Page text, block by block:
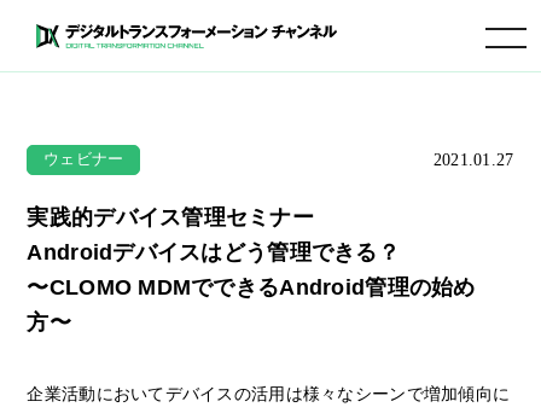
toggle navigation
ウェビナー 2021.01.27
実践的デバイス管理セミナー
Androidデバイスはどう管理できる？
〜CLOMO MDMでできるAndroid管理の始め
方〜
企業活動においてデバイスの活用は様々なシーンで増加傾向に